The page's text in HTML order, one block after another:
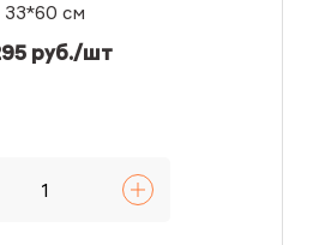
33*60 см
руб./шт